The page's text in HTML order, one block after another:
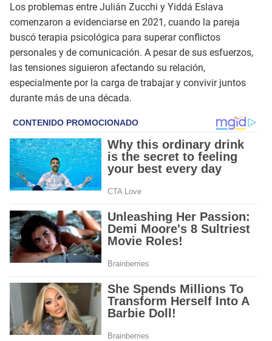
Los problemas entre Julián Zucchi y Yiddá Eslava
comenzaron a evidenciarse en 2021, cuando la pareja
buscó terapia psicológica para superar conflictos
personales y de comunicación. A pesar de sus esfuerzos,
las tensiones siguieron afectando su relación,
especialmente por la carga de trabajar y convivir juntos
durante más de una década.